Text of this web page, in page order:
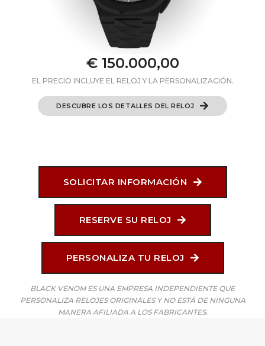
€ 150.000,00
EL PRECIO INCLUYE EL RELOJ Y LA PERSONALIZACIÓN.
DESCUBRE LOS DETALLES DEL RELOJ
SOLICITAR INFORMACIÓN
RESERVE SU RELOJ
PERSONALIZA TU RELOJ
BLACK VENOM ES UNA EMPRESA INDEPENDIENTE QUE
PERSONALIZA RELOJES ORIGINALES Y NO ESTÁ DE NINGUNA
MANERA AFILIADA A LOS FABRICANTES.